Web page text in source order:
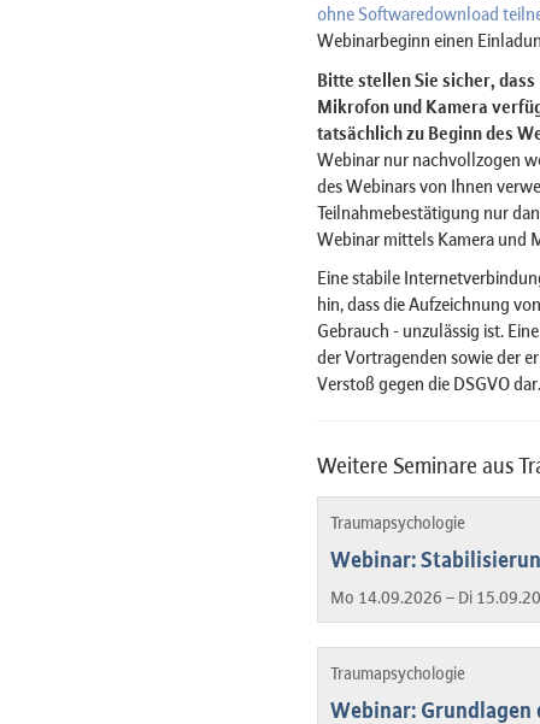
ohne Softwaredownload
Webinarbeginn einen
Bitte stellen Sie sicher,
Mikrofon und Kamera
tatsächlich zu Beginn des
Webinar nur nachvollzogen
des Webinars von Ihnen
Teilnahmebestätigung nur
Webinar mittels Kamera und
Eine stabile
hin, dass die Aufzeichnung
Gebrauch - unzulässig ist.
der Vortragenden sowie der
Verstoß gegen die DSGVO dar.
Weitere Seminare aus
Traumapsychologie
Webinar:
Mo 14.09.2026 – Di
Traumapsychologie
Webinar: